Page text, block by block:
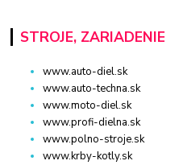
STROJE, ZARIADENIE
www.auto-diel.sk
www.auto-techna.sk
www.moto-diel.sk
www.profi-dielna.sk
www.polno-stroje.sk
www.krby-kotly.sk